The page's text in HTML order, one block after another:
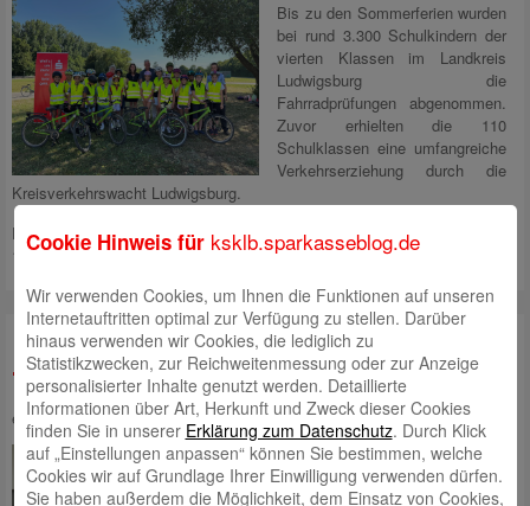
Bis zu den Sommerferien wurden
bei rund 3.300 Schulkindern der
vierten Klassen im Landkreis
Ludwigsburg die
Fahrradprüfungen abgenommen.
Zuvor erhielten die 110
Schulklassen eine umfangreiche
Verkehrserziehung durch die
Kreisverkehrswacht Ludwigsburg.
Die Kreissparkasse Ludwigsburg unterstützte das Projekt mit rund
10.000Mehr lesen
Nachhaltiges Projekt an Schulen mit
72.000 € unterstützt
eingestellt vonAngela Schauppam 26. Juni 2025 um 7:17
Erfolgreiches Finale der
„Energiesparmodelle an Schulen
Cookie Hinweis für ksklb.sparkasseblog.de
Wir verwenden Cookies, um Ihnen die Funktionen auf unseren
Internetauftritten optimal zur Verfügung zu stellen. Darüber
hinaus verwenden wir Cookies, die lediglich zu
Statistikzwecken, zur Reichweitenmessung oder zur Anzeige
personalisierter Inhalte genutzt werden. Detaillierte
Informationen über Art, Herkunft und Zweck dieser Cookies
finden Sie in unserer Erklärung zum Datenschutz. Durch Klick
auf „Einstellungen anpassen“ können Sie bestimmen, welche
Cookies wir auf Grundlage Ihrer Einwilligung verwenden dürfen.
Sie haben außerdem die Möglichkeit, dem Einsatz von Cookies,